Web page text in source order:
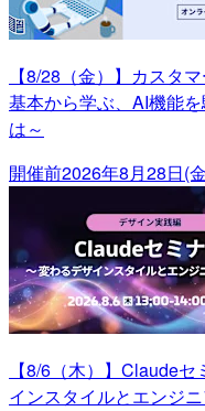
【8/28（金）】カスタ
基本から学ぶ、AI機能
は～
開催前2026年8月28日(
【8/6（木）】Claude
インスタイルとエンジ